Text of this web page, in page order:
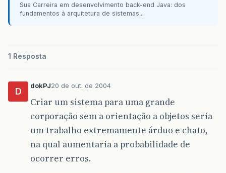
Sua Carreira em desenvolvimento back-end Java: dos
fundamentos à arquitetura de sistemas...
1 Resposta
D
dokPJ20 de out. de 2004
Criar um sistema para uma grande
corporação sem a orientação a objetos seria
um trabalho extremamente árduo e chato,
na qual aumentaria a probabilidade de
ocorrer erros.